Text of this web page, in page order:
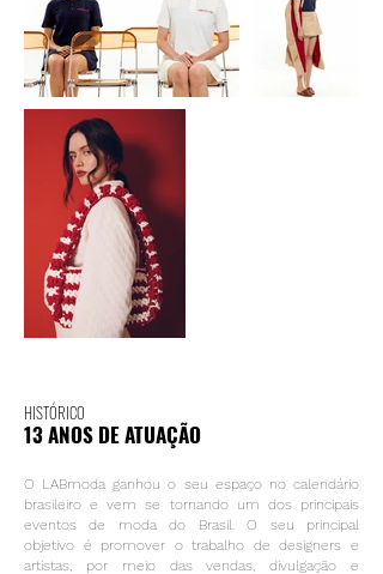
HISTÓRICO
13 ANOS DE ATUAÇÃO
O LABmoda ganhou o seu espaço no calendário
brasileiro e vem se tornando um dos principais
eventos de moda do Brasil. O seu principal
objetivo é promover o trabalho de designers e
artistas, por meio das vendas, divulgação e